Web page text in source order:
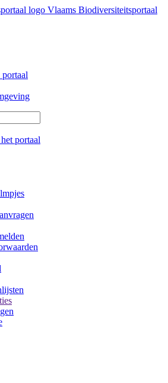
Vlaams Biodiversiteitsportaal
portaal